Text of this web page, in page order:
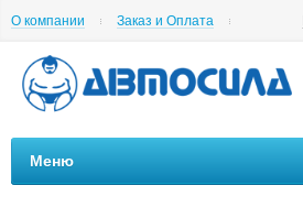
О компании
Заказ и Оплата
Меню